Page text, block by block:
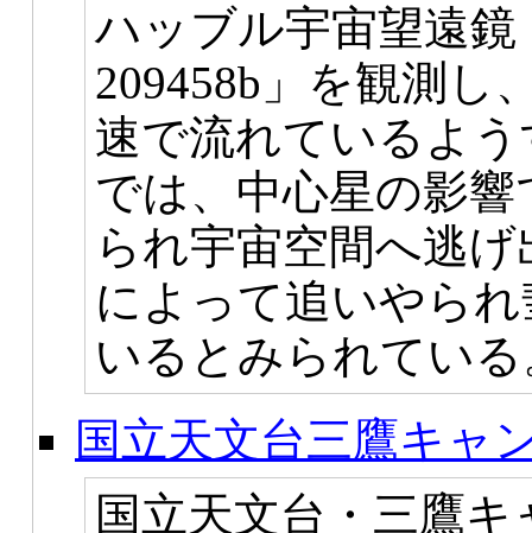
ハッブル宇宙望遠鏡
209458b」を観測し
速で流れているよ
では、中心星の影
られ宇宙空間へ逃
によって追いやら
いるとみられている
国立天文台三鷹キャ
国立天文台・三鷹